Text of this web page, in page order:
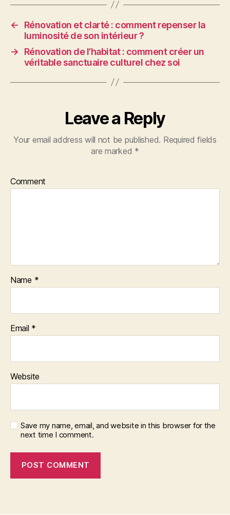
←
Rénovation et clarté : comment repenser la
luminosité de son intérieur ?
→
Rénovation de l’habitat : comment créer un
véritable sanctuaire culturel chez soi
Leave a Reply
Your email address will not be published. Required fields
are marked *
Comment
Name *
Email *
Website
Save my name, email, and website in this browser for the
next time I comment.